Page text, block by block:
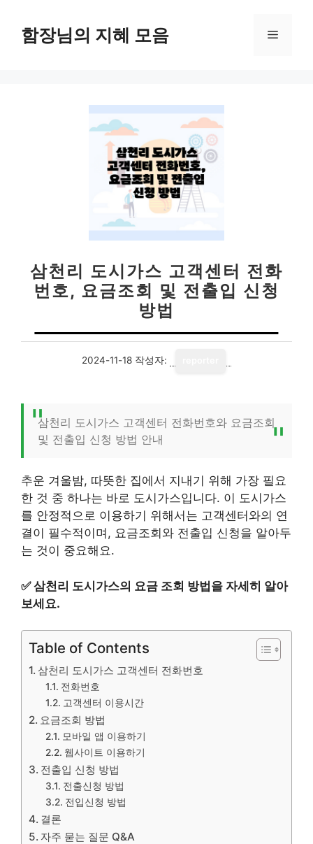
함장님의 지혜 모음 메
삼천리 도시가스 고객센터 전화
번호, 요금조회 및 전출입 신청
방법
2024-11-18 작성자:
삼천리 도시가스 고객센터 전화번호와 요금조회
및 전출입 신청 방법 안내
추운 겨울밤, 따뜻한 집에서 지내기 위해 가장 필요
한 것 중 하나는 바로 도시가스입니다. 이 도시가스
를 안정적으로 이용하기 위해서는 고객센터와의 연
결이 필수적이며, 요금조회와 전출입 신청을 알아두
는 것이 중요해요.
✅삼천리 도시가스의 요금 조회 방법을 자세히 알아
보세요.
Table of Contents
삼천리 도시가스 고객센터 전화번호
전화번호
고객센터 이용시간
요금조회 방법
모바일 앱 이용하기
웹사이트 이용하기
전출입 신청 방법
전출신청 방법
전입신청 방법
결론
자주 묻는 질문 Q&A